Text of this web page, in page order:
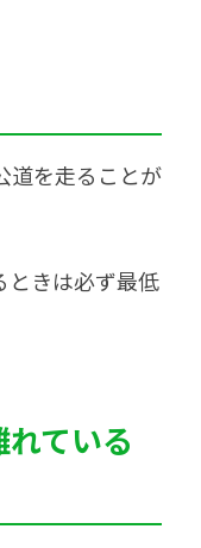
道を走ることが
ときは必ず最低
ている